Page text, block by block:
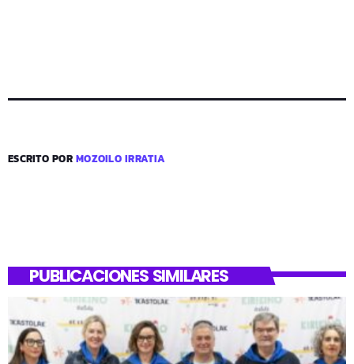
ESCRITO PORMOZOILO IRRATIA
PUBLICACIONES SIMILARES